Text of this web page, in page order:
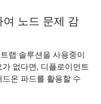
노드 문제 감
랩 솔루션을 사용중이
없다면, 디플로이먼트
온 파드를 활용할 수